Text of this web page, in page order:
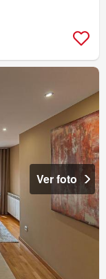
Ver foto